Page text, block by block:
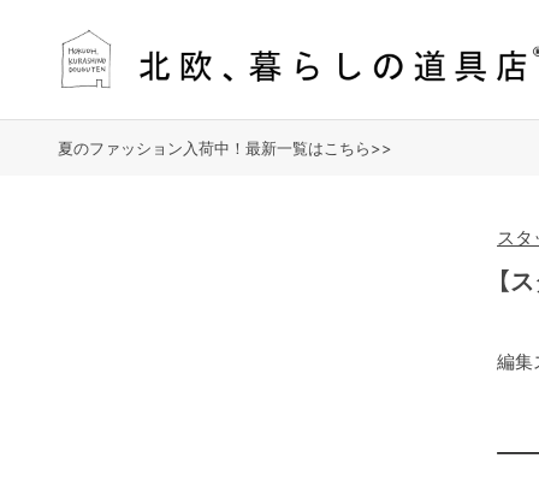
夏のファッション入荷中！最新一覧はこちら>>
スタ
【
編集